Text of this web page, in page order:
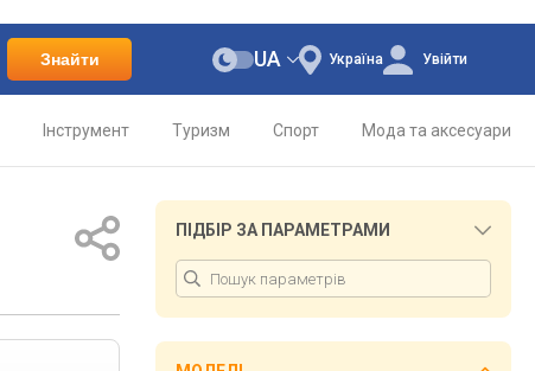
Знайти Україна
UA Увійти
Інструмент Туризм Спорт Мода та аксесуари
ПІДБІР ЗА ПАРАМЕТРАМИ